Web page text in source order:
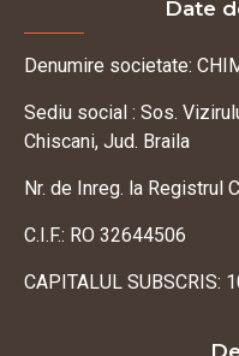
Date
Denumire societate:
Sediu social : Sos.
Chiscani, Jud. Braila
Nr. de Inreg. la Registrul
C.I.F.: RO 32644506
CAPITALUL SUBSCRIS: